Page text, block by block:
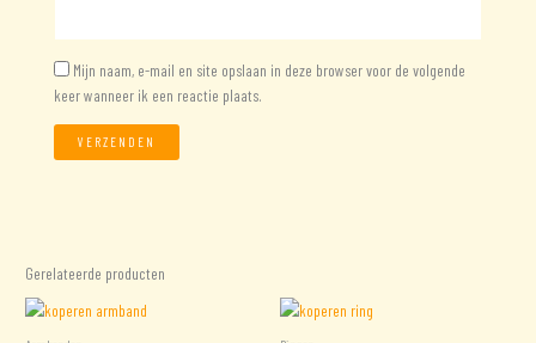
Mijn naam, e-mail en site opslaan in deze browser voor de volgende
keer wanneer ik een reactie plaats.
Gerelateerde producten